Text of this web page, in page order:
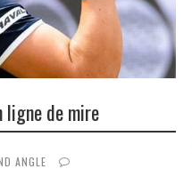
ligne de mire
ANGLE